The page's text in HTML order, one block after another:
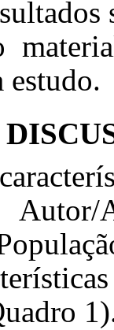
estudo.